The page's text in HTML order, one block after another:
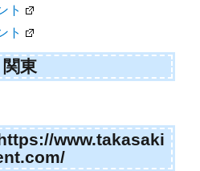
ト
ト
関東
www.takasaki